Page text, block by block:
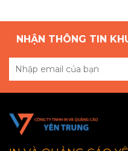
NHẬN THÔNG TIN